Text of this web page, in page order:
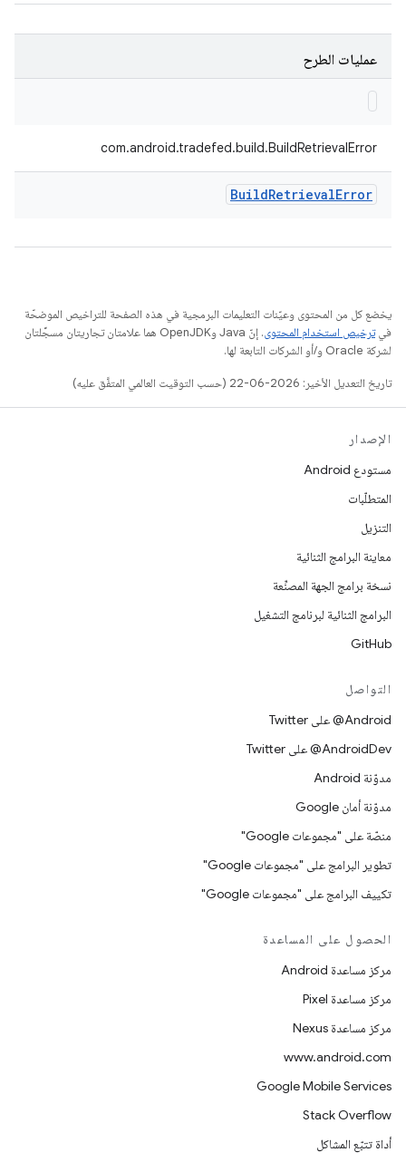
عمليات الطرح
com.android.tradefed.build.BuildRetrievalError
BuildRetrievalError
يخضع كل من المحتوى وعيّنات التعليمات البرمجية في هذه الصفحة للتراخيص الموضحّة
فيترخيص استخدام المحتوى
. إنّ Java وOpenJDK هما علامتان تجاريتان مسجَّلتان
لشركة Oracle و/أو الشركات التابعة لها.
تاريخ التعديل الأخير: 2026-06-22 (حسب التوقيت العالمي المتفَّق عليه)
الإصدار
مستودع Android
المتطلّبات
التنزيل
معاينة البرامج الثنائية
نسخة برامج الجهة المصنِّعة
البرامج الثنائية لبرنامج التشغيل
GitHub
التواصل
‎@Android على Twitter
‎@AndroidDev على Twitter
مدوّنة Android
مدوّنة أمان Google
منصّة على "مجموعات Google"
تطوير البرامج على "مجموعات Google"
تكييف البرامج على "مجموعات Google"
الحصول على المساعدة
مركز مساعدة Android
مركز مساعدة Pixel
مركز مساعدة Nexus
www.android.com
Google Mobile Services
Stack Overflow
أداة تتبّع المشاكل